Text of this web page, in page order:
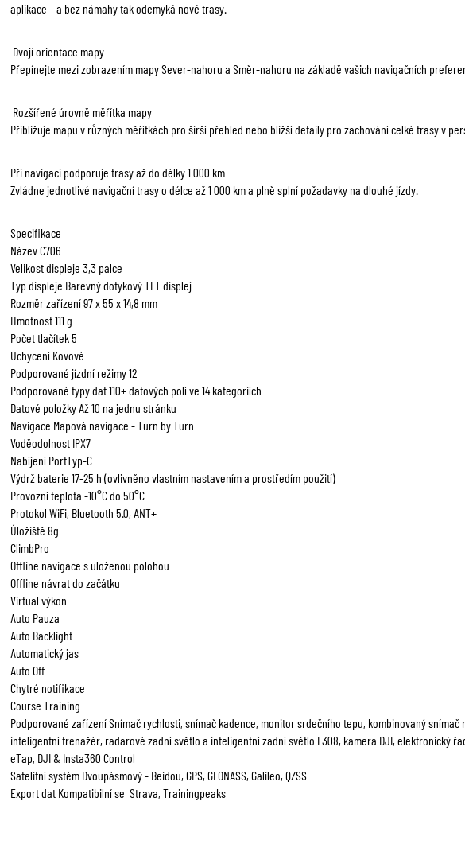
aplikace – a bez námahy tak odemyká nové trasy.
Dvojí orientace mapy
Přepínejte mezi zobrazením mapy Sever-nahoru a Směr-nahoru na základě vašich navigačních
Rozšířené úrovně měřítka mapy
Přibližuje mapu v různých měřítkách pro širší přehled nebo bližší detaily pro zachování celké trasy v
Při navigaci podporuje trasy až do délky 1 000 km
Zvládne jednotlivé navigační trasy o délce až 1 000 km a plně splní požadavky na dlouhé jízdy.
Specifikace
Název C706
Velikost displeje 3,3 palce
Typ displeje Barevný dotykový TFT displej
Rozměr zařízení 97 x 55 x 14,8 mm
Hmotnost 111 g
Počet tlačítek 5
Uchycení Kovové
Podporované jízdní režimy 12
Podporované typy dat 110+ datových polí ve 14 kategoriích
Datové položky Až 10 na jednu stránku
Navigace Mapová navigace - Turn by Turn
Voděodolnost IPX7
Nabíjení PortTyp-C
Výdrž baterie 17-25 h (ovlivněno vlastním nastavením a prostředím použití)
Provozní teplota -10°C do 50°C
Protokol WiFi, Bluetooth 5.0, ANT+
Úložiště 8g
ClimbPro
Offline navigace s uloženou polohou
Offline návrat do začátku
Virtual výkon
Auto Pauza
Auto Backlight
Automatický jas
Auto Off
Chytré notifikace
Course Training
Podporované zařízení Snímač rychlosti, snímač kadence, monitor srdečního tepu, kombinovaný
inteligentní trenažér, radarové zadní světlo a inteligentní zadní světlo L308, kamera DJI, elektronický
eTap, DJI & Insta360 Control
Satelitní systém Dvoupásmový - Beidou, GPS, GLONASS, Galileo, QZSS
Export dat Kompatibilní se Strava, Trainingpeaks